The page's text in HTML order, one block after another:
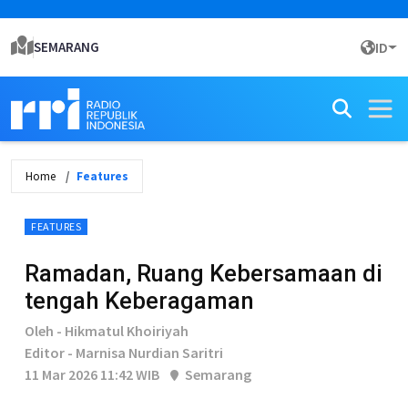
SEMARANG ID
Home Features
FEATURES
Ramadan, Ruang Kebersamaan di
tengah Keberagaman
Oleh - Hikmatul Khoiriyah
Editor - Marnisa Nurdian Saritri
11 Mar 2026 11:42 WIB
Semarang